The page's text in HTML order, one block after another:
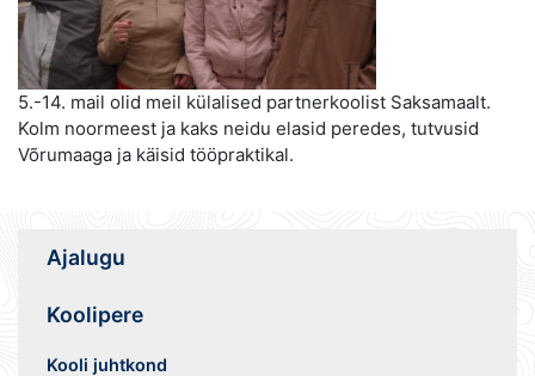
5.-14. mail olid meil külalised partnerkoolist Saksamaalt.
Kolm noormeest ja kaks neidu elasid peredes, tutvusid
Võrumaaga ja käisid tööpraktikal.
Ajalugu
Koolipere
Kooli juhtkond